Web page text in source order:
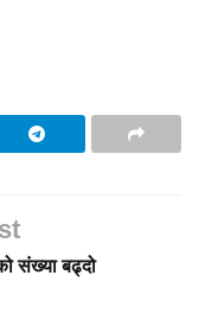
संख्या बढ्दो